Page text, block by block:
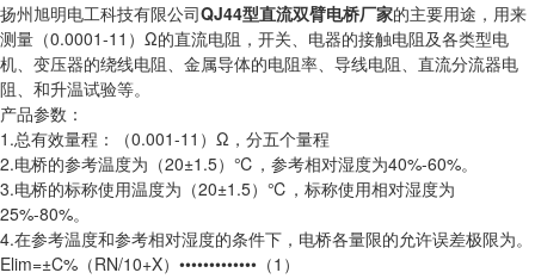
扬州旭明电工科技有限公司QJ44型直流双臂电桥厂家的主要用途，用来
测量（0.0001-11）Ω的直流电阻，开关、电器的接触电阻及各类型电
机、变压器的绕线电阻、金属导体的电阻率、导线电阻、直流分流器电
阻、和升温试验等。
产品参数：
1.总有效量程：（0.001-11）Ω，分五个量程
2.电桥的参考温度为（20±1.5）℃，参考相对湿度为40%-60%。
3.电桥的标称使用温度为（20±1.5）℃，标称使用相对湿度为
25%-80%。
4.在参考温度和参考相对湿度的条件下，电桥各量限的允许误差极限为。
Elim=±C%（RN/10+X）•••••••••••••（1）